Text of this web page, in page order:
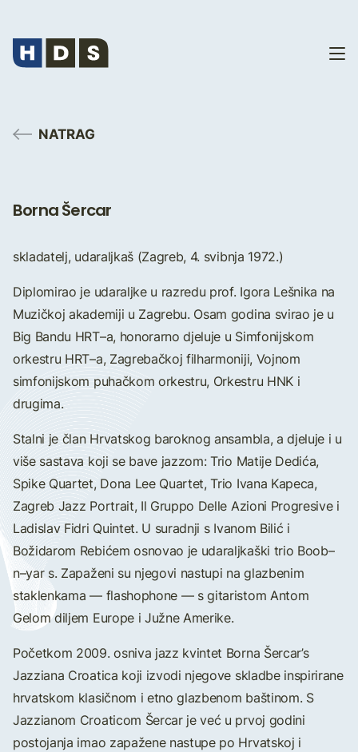
NATRAG
Borna Šercar
skladatelj, udaraljkaš (Zagreb, 4. svibnja 1972.)
Diplomirao je udaraljke u razredu prof. Igora Lešnika na
Muzičkoj akademiji u Zagrebu. Osam godina svirao je u
Big Bandu HRT–a, honorarno djeluje u Simfonijskom
orkestru HRT–a, Zagrebačkoj filharmoniji, Vojnom
simfonijskom puhačkom orkestru, Orkestru HNK i
drugima.
Stalni je član Hrvatskog baroknog ansambla, a djeluje i u
više sastava koji se bave jazzom: Trio Matije Dedića,
Spike Quartet, Dona Lee Quartet, Trio Ivana Kapeca,
Zagreb Jazz Portrait, Il Gruppo Delle Azioni Progresive i
Ladislav Fidri Quintet. U suradnji s Ivanom Bilić i
Božidarom Rebićem osnovao je udaraljkaški trio Boob–
n–yar s. Zapaženi su njegovi nastupi na glazbenim
staklenkama — flashophone — s gitaristom Antom
Gelom diljem Europe i Južne Amerike.
Početkom 2009. osniva jazz kvintet Borna Šercar’s
Jazziana Croatica koji izvodi njegove skladbe inspirirane
hrvatskom klasičnom i etno glazbenom baštinom. S
Jazzianom Croaticom Šercar je već u prvoj godini
postojanja imao zapažene nastupe po Hrvatskoj i